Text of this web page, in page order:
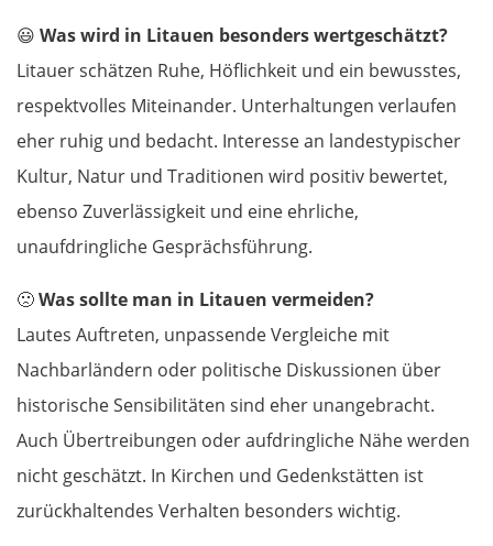
😃 Was wird in Litauen besonders wertgeschätzt?
Litauer schätzen Ruhe, Höflichkeit und ein bewusstes,
respektvolles Miteinander. Unterhaltungen verlaufen
eher ruhig und bedacht. Interesse an landestypischer
Kultur, Natur und Traditionen wird positiv bewertet,
ebenso Zuverlässigkeit und eine ehrliche,
unaufdringliche Gesprächsführung.
🙁Was sollte man in Litauen vermeiden?
Lautes Auftreten, unpassende Vergleiche mit
Nachbarländern oder politische Diskussionen über
historische Sensibilitäten sind eher unangebracht.
Auch Übertreibungen oder aufdringliche Nähe werden
nicht geschätzt. In Kirchen und Gedenkstätten ist
zurückhaltendes Verhalten besonders wichtig.